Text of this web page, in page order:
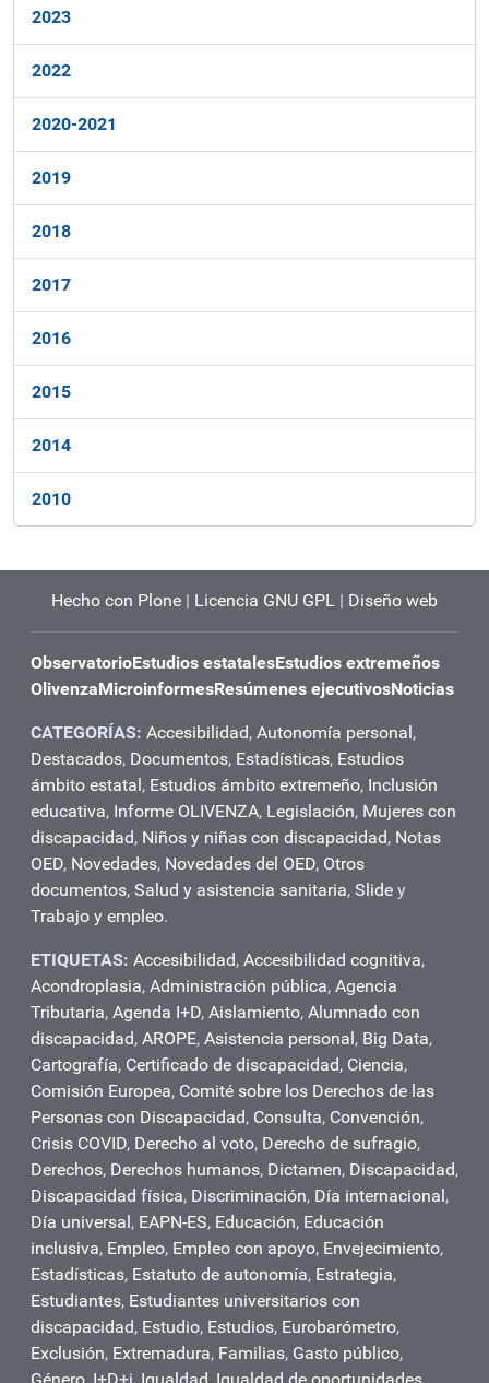
2023
2022
2020-2021
2019
2018
2017
2016
2015
2014
2010
Hecho con Plone | Licencia GNU GPL | Diseño web
ObservatorioEstudios estatalesEstudios extremeños
OlivenzaMicroinformesResúmenes ejecutivosNoticias
CATEGORÍAS: Accesibilidad, Autonomía personal,
Destacados, Documentos, Estadísticas, Estudios
ámbito estatal, Estudios ámbito extremeño, Inclusión
educativa, Informe OLIVENZA, Legislación, Mujeres con
discapacidad, Niños y niñas con discapacidad, Notas
OED, Novedades, Novedades del OED, Otros
documentos, Salud y asistencia sanitaria, Slide y
Trabajo y empleo.
ETIQUETAS: Accesibilidad, Accesibilidad cognitiva,
Acondroplasia, Administración pública, Agencia
Tributaria, Agenda I+D, Aislamiento, Alumnado con
discapacidad, AROPE, Asistencia personal, Big Data,
Cartografía, Certificado de discapacidad, Ciencia,
Comisión Europea, Comité sobre los Derechos de las
Personas con Discapacidad, Consulta, Convención,
Crisis COVID, Derecho al voto, Derecho de sufragio,
Derechos, Derechos humanos, Dictamen, Discapacidad,
Discapacidad física, Discriminación, Día internacional,
Día universal, EAPN-ES, Educación, Educación
inclusiva, Empleo, Empleo con apoyo, Envejecimiento,
Estadísticas, Estatuto de autonomía, Estrategia,
Estudiantes, Estudiantes universitarios con
discapacidad, Estudio, Estudios, Eurobarómetro,
Exclusión, Extremadura, Familias, Gasto público,
Género, I+D+i, Igualdad, Igualdad de oportunidades,